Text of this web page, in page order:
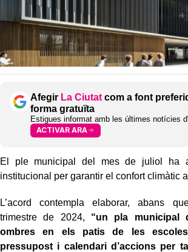
Afegir La Ciutat com a font
forma gratuïta
Estigues informat amb les últimes notícies
ACTIVAR ARA
El ple municipal del mes de juliol ha
institucional per garantir el confort climàtic
L’acord contempla elaborar, abans
trimestre de 2024, “un pla municipal
ombres en els patis de les
pressupost i calendari d’accions per